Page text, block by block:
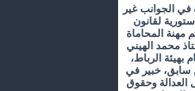
في الجوانب غير
لقانون
مهنة المحاماة
محمد الهيني
بهيئة الرباط،
خبير في
العدالة وحقوق